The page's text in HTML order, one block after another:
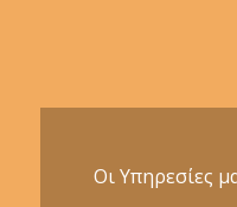
Οι Υπηρεσίες